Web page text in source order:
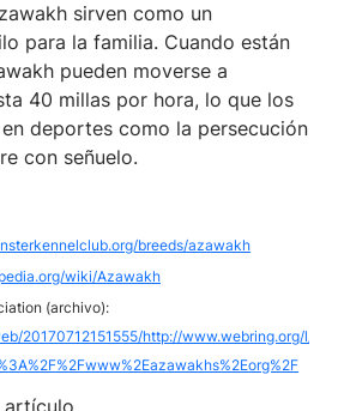
sirven como un
para la familia. Cuando están
pueden moverse a
40 millas por hora, lo que los
deportes como la persecución
con señuelo.
breeds/azawakh
wiki/Azawakh
(archivo):
20170712151555/http://www.webring.org/l/rd?